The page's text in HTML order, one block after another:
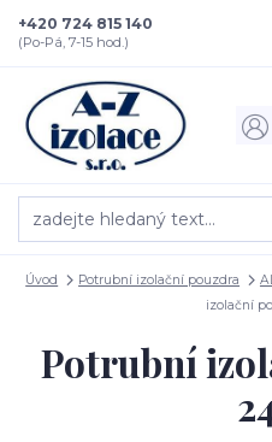
+420 724 815 140
(Po-Pá, 7-15 hod.)
Úvod Potrubní izolační pouzdra
izolační
Potrubní